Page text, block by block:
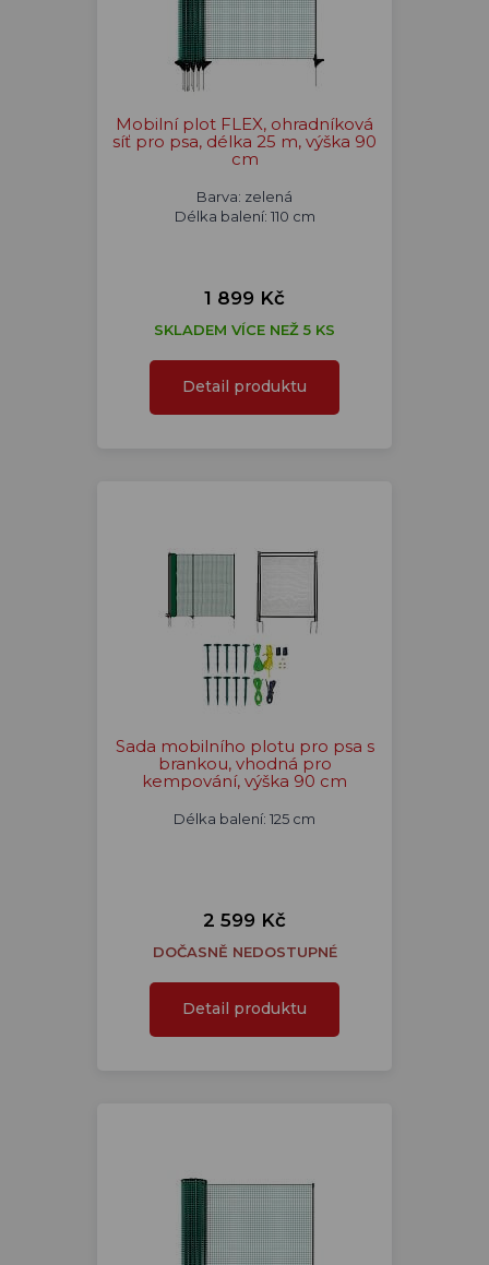
Mobilní plot FLEX, ohradníková
síť pro psa, délka 25 m, výška 90
cm
Barva: zelená
Délka balení: 110 cm
1 899 Kč
SKLADEM VÍCE NEŽ 5 KS
Detail produktu
Sada mobilního plotu pro psa s
brankou, vhodná pro
kempování, výška 90 cm
Délka balení: 125 cm
2 599 Kč
DOČASNĚ NEDOSTUPNÉ
Detail produktu